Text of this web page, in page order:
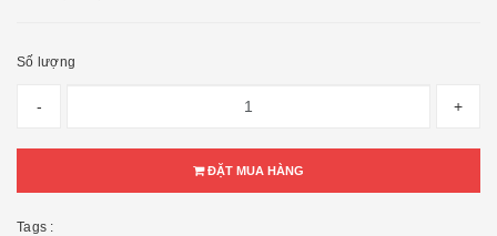
Số lượng
- +
ĐẶT MUA HÀNG
Tags :